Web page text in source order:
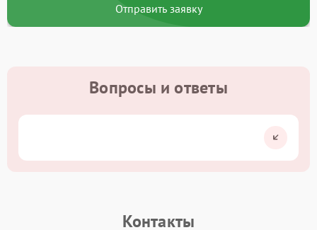
Отправить заявку
Вопросы и ответы
Контакты